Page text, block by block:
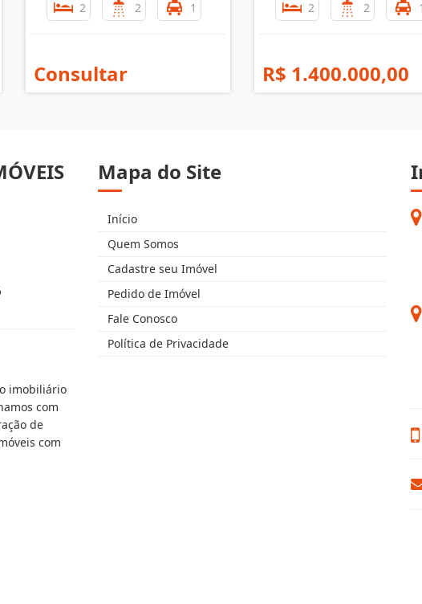
2 2 1
Consultar
2 2
R$ 1.400.000,00
imobiliário
com
de
com
Mapa do Site
Início
Quem Somos
Cadastre seu Imóvel
Pedido de Imóvel
Fale Conosco
Política de Privacidade